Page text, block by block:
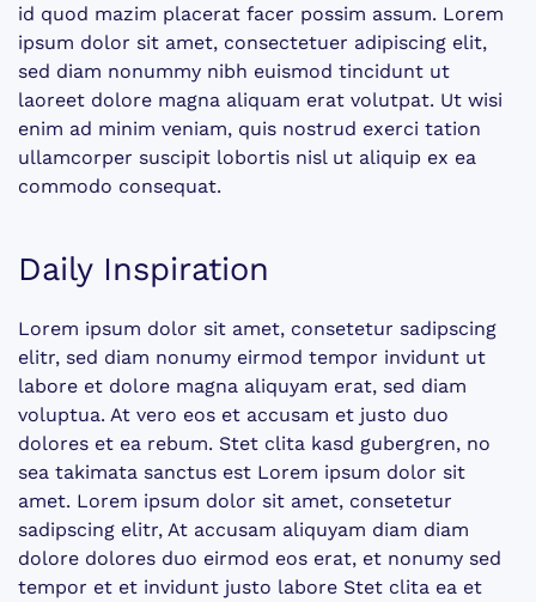
id quod mazim placerat facer possim assum. Lorem
ipsum dolor sit amet, consectetuer adipiscing elit,
sed diam nonummy nibh euismod tincidunt ut
laoreet dolore magna aliquam erat volutpat. Ut wisi
enim ad minim veniam, quis nostrud exerci tation
ullamcorper suscipit lobortis nisl ut aliquip ex ea
commodo consequat.
Daily Inspiration
Lorem ipsum dolor sit amet, consetetur sadipscing
elitr, sed diam nonumy eirmod tempor invidunt ut
labore et dolore magna aliquyam erat, sed diam
voluptua. At vero eos et accusam et justo duo
dolores et ea rebum. Stet clita kasd gubergren, no
sea takimata sanctus est Lorem ipsum dolor sit
amet. Lorem ipsum dolor sit amet, consetetur
sadipscing elitr, At accusam aliquyam diam diam
dolore dolores duo eirmod eos erat, et nonumy sed
tempor et et invidunt justo labore Stet clita ea et